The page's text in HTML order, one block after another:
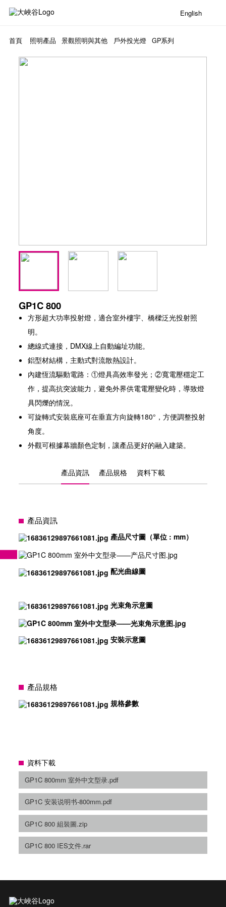
English
首頁 照明產品 景觀照明與其他 戶外投光燈 GP系列
GP1C 800
方形超大功率投射燈，適合室外樓宇、橋樑泛光投射照
明。
總線式連接，DMX線上自動編址功能。
鋁型材結構，主動式對流散熱設計。
內建恆流驅動電路：①燈具高效率發光；②寬電壓穩定工
作，提高抗突波能力，避免外界供電電壓變化時，導致燈
具閃爍的情況。
可旋轉式安裝底座可在垂直方向旋轉180°，方便調整投射
角度。
外觀可根據幕牆顏色定制，讓產品更好的融入建築。
產品資訊 產品規格 資料下載
產品資訊
產品尺寸圖（單位 : mm）
配光曲線圖
光束角示意圖
安裝示意圖
產品規格
規格參數
資料下載
GP1C 800mm 室外中文型录.pdf
GP1C 安装说明书-800mm.pdf
GP1C 800 組裝圖.zip
GP1C 800 IES文件.rar